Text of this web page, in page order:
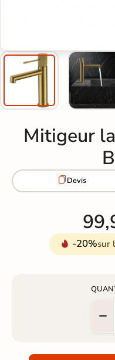
Mitigeur
Devis
-20%sur